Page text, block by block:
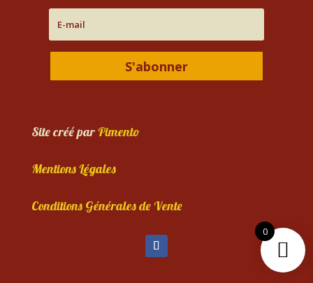
S'abonner
Site créé parPimento
Mentions Légales
Conditions Générales de Vente
0